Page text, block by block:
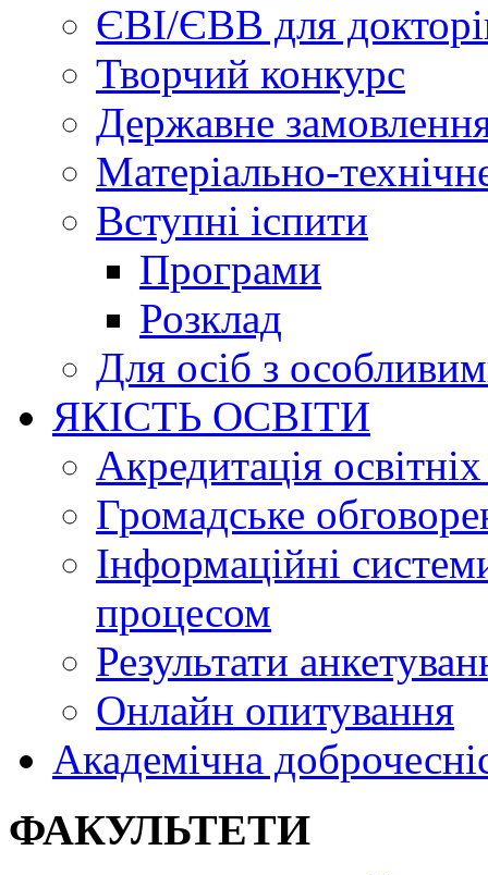
ЄВІ/ЄВВ для
Творчий конкурс
Державне
Матеріально-
Вступні іспити
Програми
Розклад
Для осіб з
ЯКІСТЬ ОСВІТИ
Акредитація
Громадське
Інформаційні
процесом
Результати
Онлайн опитування
Академічна
ФАКУЛЬТЕТИ